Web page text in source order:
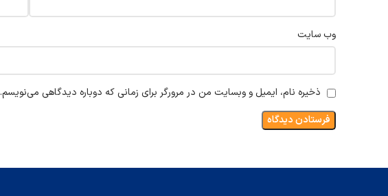
وب‌ سایت
ذخیره نام، ایمیل و وبسایت من در مرورگر برای زمانی که دوباره دیدگاهی می‌نویسم.